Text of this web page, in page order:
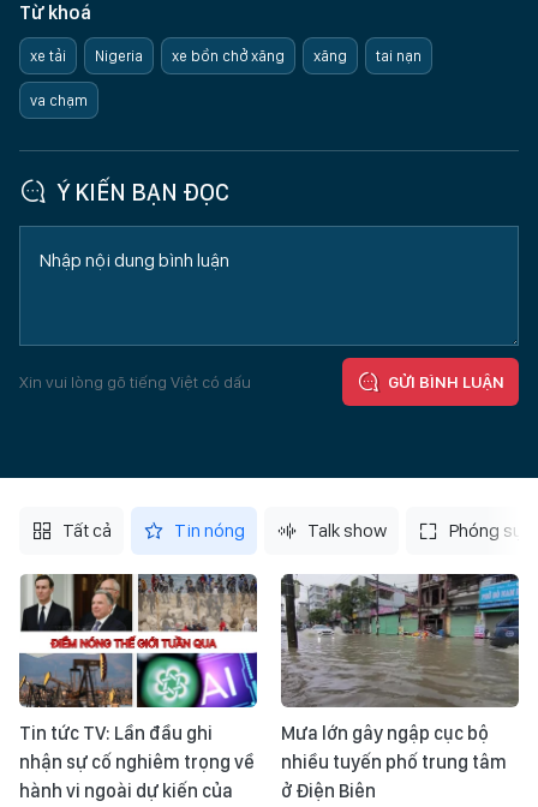
Từ khoá
xe tải Nigeria xe bồn chở xăng xăng tai nạn
va chạm
Ý KIẾN BẠN ĐỌC
Xin vui lòng gõ tiếng Việt có dấu GỬI BÌNH LUẬN
Tất cả Tin nóng Talk show Phóng sự
Tin tức TV: Lần đầu ghi
nhận sự cố nghiêm trọng về
hành vi ngoài dự kiến của
Mưa lớn gây ngập cục bộ
nhiều tuyến phố trung tâm
ở Điện Biên